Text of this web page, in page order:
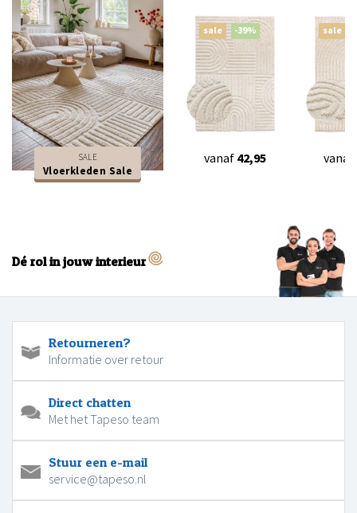
SALE
Vloerkleden Sale
sale -39%
vanaf 42,95
sale
vanaf
Dé rol in jouw interieur
Retourneren?
Informatie over retour
Direct chatten
Met het Tapeso team
Stuur een e-mail
service@tapeso.nl